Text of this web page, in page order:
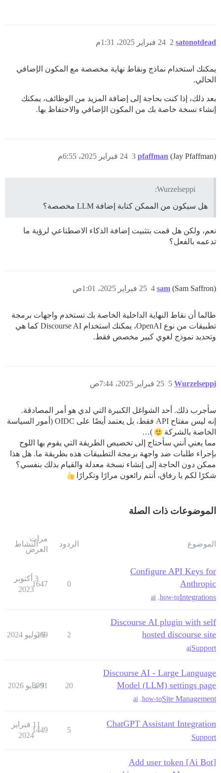
satonotdead 24 فبراير 2025، 1:31م 2
يمكنك استخدام نماذج ونقاط نهاية مخصصة مع المكون الإضافي
الحالي.
بعد ذلك، إذا كنت بحاجة إلى إضافة المزيد من الوظائف، يمكنك
إنشاء نسخة خاصة بك من المكون الإضافي والاحتفاظ بها.
pfaffman (Jay Pfaffman) 24 فبراير 2025، 6:55م 3
Wurzelseppi:
هل سيكون من الممكن كتابة إضافة LLM مخصصة؟
نعم، ولكن هل قمت بتثبيت إضافة الذكاء الاصطناعي لرؤية ما
تدعمه بالفعل؟
sam (Sam Saffron) 25 فبراير 2025، 1:01ص 4
طالما أن نقاط النهاية الداخلية الخاصة بك تستخدم واجهات برمجة
تطبيقات من نوع OpenAI، يمكنك استخدام Discourse AI كما هي
وتحديد نموذج لغوي كبير مخصص فقط.
Wurzelseppi 25 فبراير 2025، 7:44ص 5
سأجرب ذلك. أحد الشواغل الكبيرة التي لدي هو أمر المصادقة.
إنه ليس مفتاح API فقط، بل يعتمد أيضًا على OIDC (أمور السياسة
الخاصة بالشركة
)…
مما يعني أنني سأحتاج إلى تخصيص الطريقة التي يقوم بها اللوح
بإجراء طلبات ضد واجهة برمجة التطبيقات هذه بطريقة ما. هل هذا
ممكن دون الحاجة إلى إنشاء نسخة معدلة والقيام بذلك بنفسي؟
شكرًا لكم يا رفاق، أنتم رائعون مرارًا وتكرارًا
الموضوعات ذات الصلة
الموضوع الردود
مرات
العرض
النشاط
Configure API Keys for
Anthropic
Integrations
how-to
,
ai
0
1647
3 أكتوبر
2023
Discourse AI plugin with self
hosted discourse site
Support
ai
2
369
9 يوليو 2024
Discourse AI - Large Language
Model (LLM) settings page
Site Management
how-to
,
ai
20
3991
9 مايو 2026
ChatGPT Assistant Integration
Support
5
1449
11 فبراير
2024
[Ai Bot] Add user token